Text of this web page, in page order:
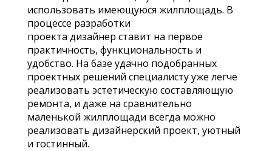
использовать имеющуюся жилплощадь. В
процессе разработки
проекта дизайнер ставит на первое
практичность, функциональность и
удобство. На базе удачно подобранных
проектных решений специалисту уже легче
реализовать эстетическую составляющую
ремонта, и даже на сравнительно
маленькой жилплощади всегда можно
реализовать дизайнерский проект, уютный
и гостинный.